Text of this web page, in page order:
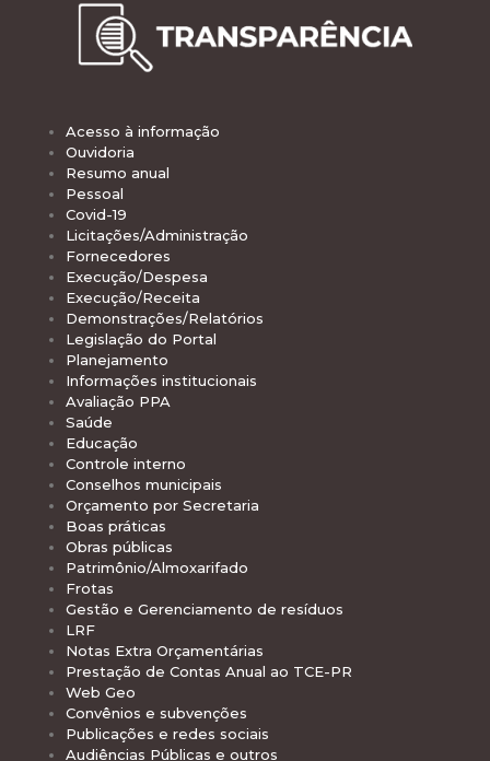
Acesso à informação
Ouvidoria
Resumo anual
Pessoal
Covid-19
Licitações/Administração
Fornecedores
Execução/Despesa
Execução/Receita
Demonstrações/Relatórios
Legislação do Portal
Planejamento
Informações institucionais
Avaliação PPA
Saúde
Educação
Controle interno
Conselhos municipais
Orçamento por Secretaria
Boas práticas
Obras públicas
Patrimônio/Almoxarifado
Frotas
Gestão e Gerenciamento de resíduos
LRF
Notas Extra Orçamentárias
Prestação de Contas Anual ao TCE-PR
Web Geo
Convênios e subvenções
Publicações e redes sociais
Audiências Públicas e outros